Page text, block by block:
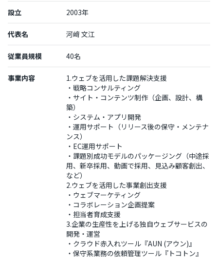
設立 2003年
代表名 河﨑 文江
従業員規模 40名
事業内容
1.ウェブを活用した課題解決支援
・戦略コンサルティング
・サイト・コンテンツ制作（企画、設計、構
築）
・システム・アプリ開発
・運用サポート（リリース後の保守・メンテナ
ンス）
・EC運用サポート
・課題別成功モデルのパッケージング（中途採
用、新卒採用、動画で採用、見込み顧客創出、
など）
2.ウェブを活用した事業創出支援
・ウェブマーケティング
・コラボレーション企画提案
・担当者育成支援
3.企業の生産性を上げる独自ウェブサービスの
開発・運営
・クラウド赤入れツール『AUN (アウン)』
・保守系業務の依頼管理ツール『トコトン』